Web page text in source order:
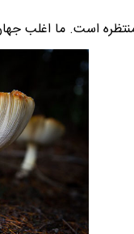
است. ما اغلب